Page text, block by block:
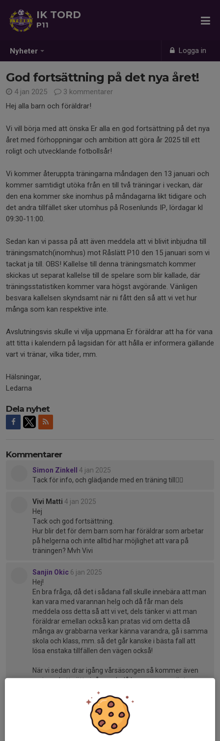
Nyheter Logga in
IK TORD
P11
God fortsättning på det nya året!
4 jan 2025
3 kommentarer
Hej alla barn och föräldrar!
Vi vill börja med att önska Er alla en god fortsättning på det nya
året med förhoppningar och ambition att göra år 2025 till ett
roligt och utvecklande fotbollsår!
Vi kommer återuppta träningarna måndagen den 13 januari och
kommer samtidigt utöka från en till två träningar i veckan, där
den ena kommer ske inomhus på måndagarna likt tidigare och
det andra tillfället sker utomhus på Rosenlunds IP, lördagar kl
09:30-11:00.
Sedan kan vi passa på att även meddela att vi blivit inbjudna till
träningsmatch(inomhus) mot Råslätt P10 den 15 januari som vi
tackat ja till. OBS! Kallelse till denna träningsmatch kommer
skickas ut separat kallelse till de spelare som blir kallade, där
träningsstatistiken kommer vara högst avgörande. Vänligen
besvara kallelsen skyndsamt när ni fått den så att vi vet hur
många som kan respektive inte.
Avslutningsvis skulle vi vilja uppmana Er föräldrar att ha för vana
att titta i kalendern på lagsidan för att hålla er informera gällande
vart vi tränar, vilka tider, mm.
Hälsningar,
Ledarna
Dela nyhet
Kommentarer
Simon Zinkell
4 jan 2025
Tack för info, och glädjande med en träning till👍🏻
Vivi Matti 4 jan 2025
Hej
Tack och god fortsättning.
Hur blir det för dem barn som har föräldrar som arbetar
på helgerna och inte alltid har möjlighet att vara på
träningen? Mvh Vivi
Sanjin Okic 6 jan 2025
Hej!
En bra fråga, då det i sådana fall skulle innebära att man
kan vara med varannan helg och då får man dels
meddela oss detta så att vi vet, dels tänker vi att man
föräldrar emellan också kan pratas vid om detta då
många av grabbarna verkar känna varandra, gå i samma
skola och klass, mm. så det går kanske i bästa fall att
lösa enstaka tillfällen den vägen också!
När vi sedan drar igång vårsäsongen så kommer även
seriespel att sätta igång och då kommer nog nästan
samtliga matcher att ligga på helgerna utifrån vad vi
förstått på förhand.